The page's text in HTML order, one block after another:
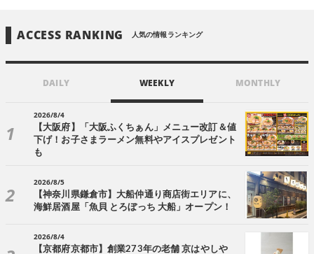
ACCESS RANKING 人気の情報ランキング
DAILY WEEKLY MONTHLY
2026/8/4
【大阪府】「大阪ふくちぁん」メニュー改訂＆値
下げ！お子さまラーメン無料やアイスプレゼント
も
2026/8/5
【神奈川県鎌倉市】大船仲通り商店街エリアに、
海鮮居酒屋「魚貝 とろぼっち 大船」オープン！
2026/8/4
【京都府京都市】創業273年の老舗 京はやしや